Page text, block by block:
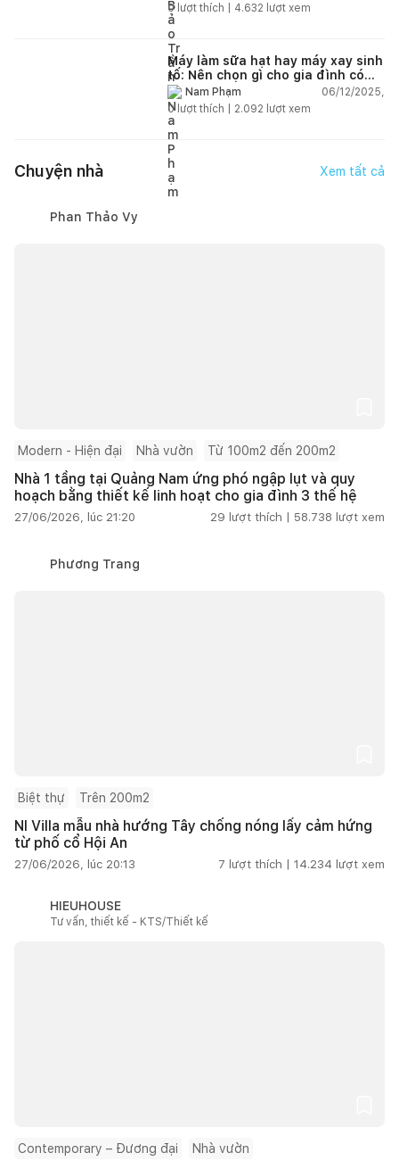
0lượt thích | 4.632 lượt xem
Máy làm sữa hạt hay máy xay sinh
tố: Nên chọn gì cho gia đình có
trẻ nhỏ (2–4 người)?
Nam Phạm
06/12/2025,
0lượt thích | 2.092 lượt xem
Chuyện nhà Xem tất cả
Phan Thảo Vy
Modern - Hiện đại Nhà vườn Từ 100m2 đến 200m2
Nhà 1 tầng tại Quảng Nam ứng phó ngập lụt và quy
hoạch bằng thiết kế linh hoạt cho gia đình 3 thế hệ
27/06/2026, lúc 21:20 29 lượt thích | 58.738 lượt xem
Phương Trang
Biệt thự Trên 200m2
NI Villa mẫu nhà hướng Tây chống nóng lấy cảm hứng
từ phố cổ Hội An
27/06/2026, lúc 20:13 7 lượt thích | 14.234 lượt xem
HIEUHOUSE
Tư vấn, thiết kế - KTS/Thiết kế
Contemporary – Đương đại Nhà vườn